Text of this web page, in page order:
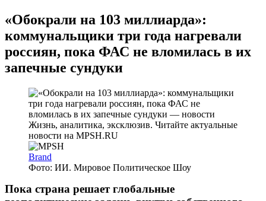
«Обокрали на 103 миллиарда»:
коммунальщики три года нагревали
россиян, пока ФАС не вломилась в их
запечные сундуки
Brand
Фото: ИИ. Мировое Политическое Шоу
Пока страна решает глобальные